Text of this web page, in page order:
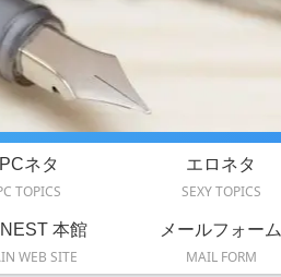
PCネタ
TOPICS
エロネタ
SEXY TOPICS
NEST 本館
WEB SITE
メールフォーム
MAIL FORM